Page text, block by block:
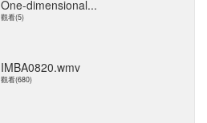
One-dimensional...
觀看(5)
IMBA0820.wmv
觀看(680)